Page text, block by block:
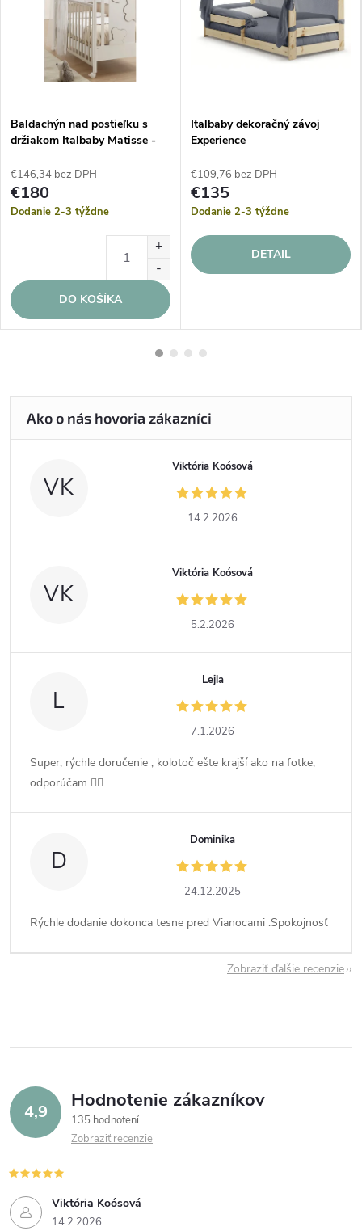
Baldachýn nad postieľku s
držiakom Italbaby Matisse -
€146,34 bez DPH
€180
Dodanie 2-3 týždne
DO KOŠÍKA
Italbaby dekoračný závoj
Experience
€109,76 bez DPH
€135
Dodanie 2-3 týždne
DETAIL
VK
Viktória Koósová
14.2.2026
VK
Viktória Koósová
5.2.2026
L
Lejla
7.1.2026
Super, rýchle doručenie , kolotoč ešte krajší ako na fotke,
odporúčam 👍🏻
D
Dominika
24.12.2025
Rýchle dodanie dokonca tesne pred Vianocami .Spokojnosť
Zobraziť ďalšie recenzie
4,9 Hodnotenie zákazníkov
135 hodnotení
Zobraziť recenzie
Viktória Koósová
14.2.2026